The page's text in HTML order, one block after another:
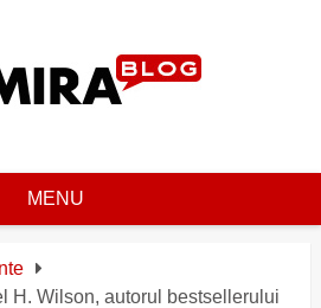
MENU
H. Wilson, autorul bestsellerului